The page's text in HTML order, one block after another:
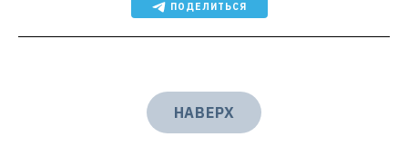
ПОДЕЛИТЬСЯ
НАВЕРХ